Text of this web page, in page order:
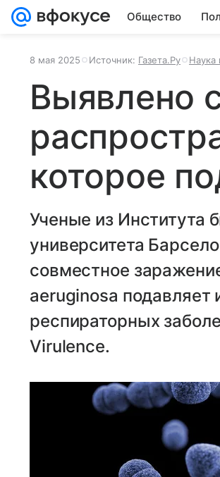
Общество
8 мая 2025 Источник: Газета.Ру Наука
Выявлено
которое
Ученые из Института
университета
совместное
aeruginosa подавляет
респираторных
Virulence.